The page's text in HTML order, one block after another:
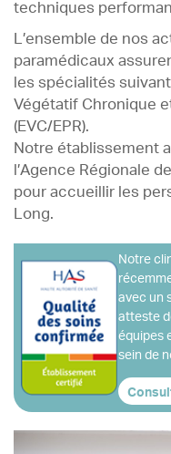
techniques
L’ensemble de nos
paramédicaux
les spécialités
Végétatif Chronique
(EVC/EPR).
Notre établissement
l’Agence Régionale
pour accueillir les
Long.
Notre
avec un
atteste
équipes
sein de